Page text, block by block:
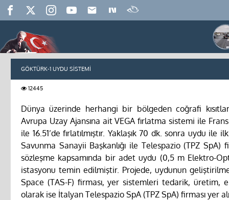
GÖKTÜRK-1 UYDU SİSTEMİ
12445
Dünya üzerinde herhangi bir bölgeden coğrafi
Avrupa Uzay Ajansına ait VEGA fırlatma sistemi ile
ile 16.51’de fırlatılmıştır. Yaklaşık 70 dk. sonra uydu ile
Savunma Sanayii Başkanlığı ile Telespazio (TPZ
sözleşme kapsamında bir adet uydu (0,5 m Elektro-
istasyonu temin edilmiştir. Projede, uydunun
Space (TAS-F) firması, yer sistemleri tedarik,
olarak ise İtalyan Telespazio SpA (TPZ SpA) firması yer